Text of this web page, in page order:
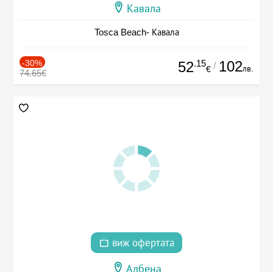
Кавала
Tosca Beach- Кавала
-30%
74.65€ 52.15
€ / 102лв.
виж офертата
Албена